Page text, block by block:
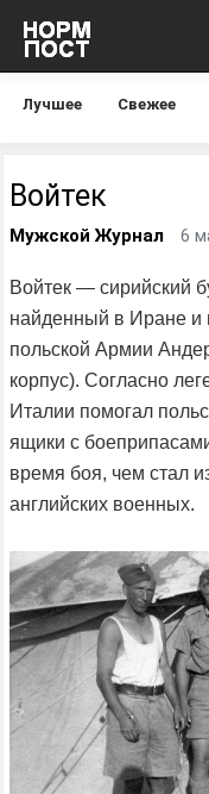
Лучшее Свежее
Войтек
Мужской Журнал 6
Войтек — сирийский
найденный в Иране и
польской Армии
корпус). Согласно
Италии помогал
ящики с
время боя, чем стал
английских военных.